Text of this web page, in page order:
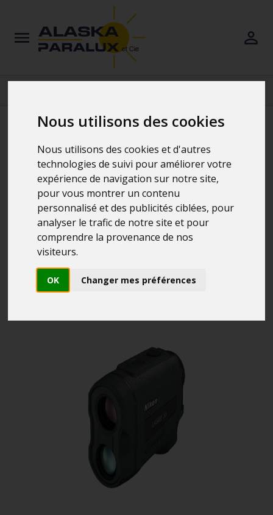
Nous utilisons des cookies
Nous utilisons des cookies et d'autres
technologies de suivi pour améliorer votre
expérience de navigation sur notre site,
pour vous montrer un contenu
personnalisé et des publicités ciblées, pour
analyser le trafic de notre site et pour
comprendre la provenance de nos
visiteurs.
OK Changer mes préférences
Accessoires Optiques
4 Produit(s)
Accessoires Jumelles